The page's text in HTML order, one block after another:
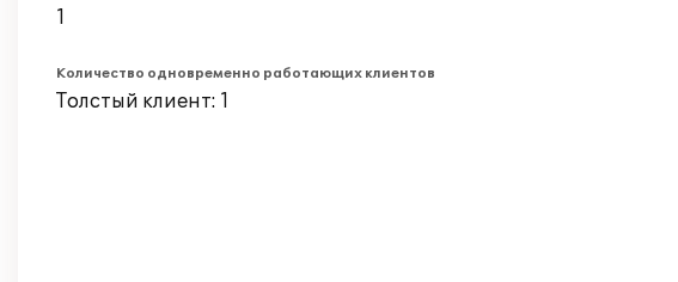
1
Количество одновременно работающих клиентов
Толстый клиент: 1